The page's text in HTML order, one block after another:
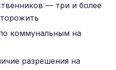
— три и более
коммунальным на
разрешения на